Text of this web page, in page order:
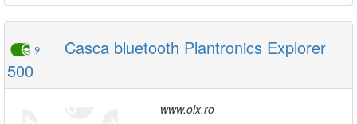
9
Casca bluetooth Plantronics Explorer
500
www.olx.ro